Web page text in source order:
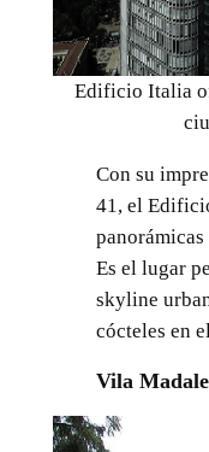
Edificio Italia
Con su
41, el
panorámicas
Es el lugar
skyline
cócteles en
Vila